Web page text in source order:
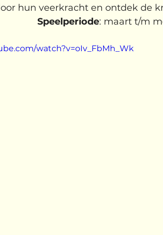
News
hun veerkracht en ontdek de
Speelperiode
watch?v=oIv_FbMh_Wk